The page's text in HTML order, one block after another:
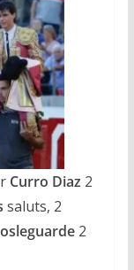
Curro Diaz 2
saluts, 2
2